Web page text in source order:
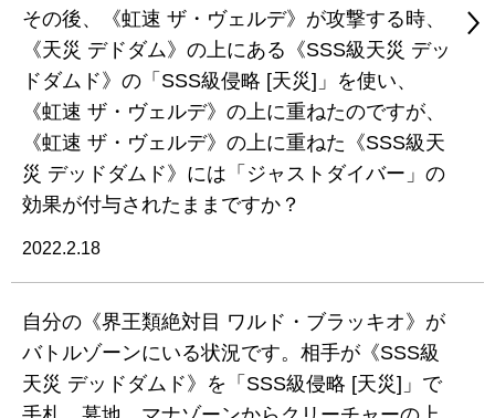
その後、《虹速 ザ・ヴェルデ》が攻撃する時、
《天災 デドダム》の上にある《SSS級天災 デッ
ドダムド》の「SSS級侵略 [天災]」を使い、
《虹速 ザ・ヴェルデ》の上に重ねたのですが、
《虹速 ザ・ヴェルデ》の上に重ねた《SSS級天
災 デッドダムド》には「ジャストダイバー」の
効果が付与されたままですか？
2022.2.18
自分の《界王類絶対目 ワルド・ブラッキオ》が
バトルゾーンにいる状況です。相手が《SSS級
天災 デッドダムド》を「SSS級侵略 [天災]」で